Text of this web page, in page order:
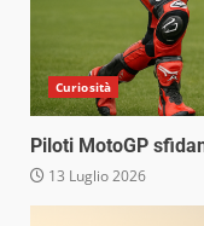
Curiosità
Piloti MotoGP
13 Luglio 2026